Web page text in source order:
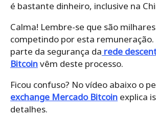
é bastante dinheiro, inclusive na
Calma! Lembre-se que são
competindo por esta
parte da segurança da rede
Bitcoinvêm deste processo.
Ficou confuso? No vídeo abaixo o
exchange Mercado Bitcoin explica
detalhes.